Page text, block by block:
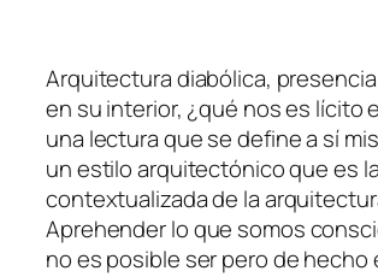
Arquitectura dia­bó­li­ca,
en su in­te­rior, ¿qué nos es lí­ci­to
una lec­tu­ra que se de­fi­ne a sí
un es­ti­lo ar­qui­tec­tó­ni­co que es
con­tex­tua­li­za­da de la
Aprehender lo que so­mos
no es po­si­ble ser pe­ro de he­cho